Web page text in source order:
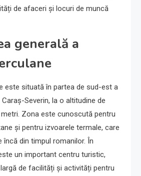
de afaceri și locuri de muncă
generală a
este situată în partea de sud-est a
Severin, la o altitudine de
Zona este cunoscută pentru
și pentru izvoarele termale, care
din timpul romanilor. În
un important centru turistic,
de facilități și activități pentru